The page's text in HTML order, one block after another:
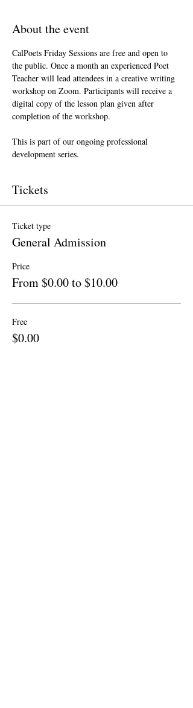
About the event
CalPoets Friday Sessions are free and open to
the public. Once a month an experienced Poet
Teacher will lead attendees in a creative writing
workshop on Zoom. Participants will receive a
digital copy of the lesson plan given after
completion of the workshop.
This is part of our ongoing professional
development series.
Tickets
Ticket type
General Admission
Price
From $0.00 to $10.00
Free
$0.00